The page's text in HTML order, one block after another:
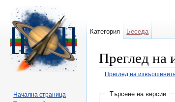
Преглед на
Преглед на
Търсене на версии
Категория Беседа
Начална страница